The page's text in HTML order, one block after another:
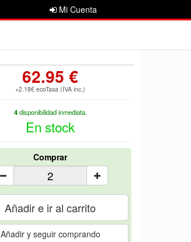
Mi Cuenta
62.95 €
+2.18€ ecoTasa (IVA inc.)
4disponibilidad inmediata.
En stock
Comprar
Añadir e ir al carrito
Añadir y seguir comprando